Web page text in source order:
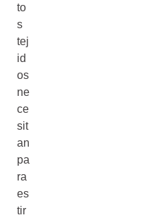
to
s
tej
id
os
ne
ce
sit
an
pa
ra
es
tir